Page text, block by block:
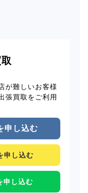
が難しいお客様
張買取をご利用
申し込む
申し込む
申し込む